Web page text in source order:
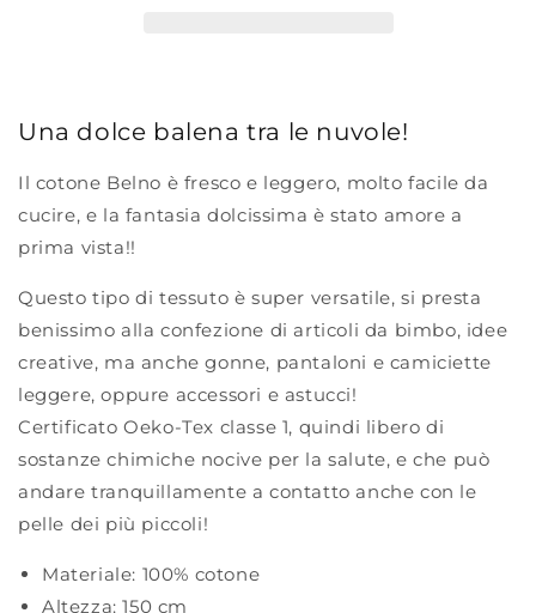
Una dolce balena tra le nuvole!
Il cotone Belno è fresco e leggero, molto facile da
cucire, e la fantasia dolcissima è stato amore a
prima vista!!
Questo tipo di tessuto è super versatile, si presta
benissimo alla confezione di articoli da bimbo, idee
creative, ma anche gonne, pantaloni e camiciette
leggere, oppure accessori e astucci!
Certificato Oeko-Tex classe 1, quindi libero di
sostanze chimiche nocive per la salute, e che può
andare tranquillamente a contatto anche con le
pelle dei più piccoli!
Materiale: 100% cotone
Altezza: 150 cm